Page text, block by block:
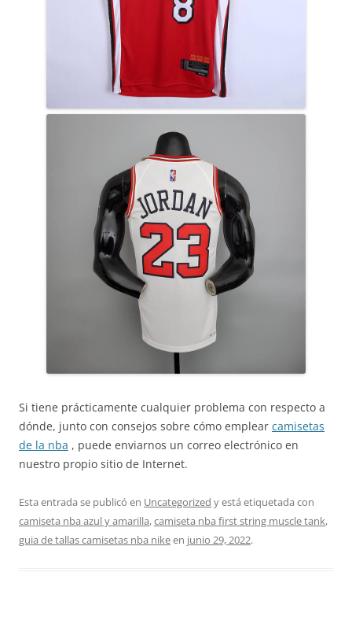
Si tiene prácticamente cualquier problema con respecto a
dónde, junto con consejos sobre cómo emplear camisetas
de la nba , puede enviarnos un correo electrónico en
nuestro propio sitio de Internet.
Esta entrada se publicó en Uncategorized y está etiquetada con
camiseta nba azul y amarilla,camiseta nba first string muscle tank,
guia de tallas camisetas nba nikeen junio 29, 2022.